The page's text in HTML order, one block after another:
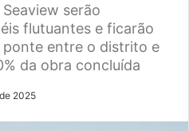
serão
flutuantes e ficarão
entre o distrito e
da obra concluída
2025